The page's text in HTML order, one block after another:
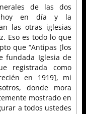
de las dos
hoy en día y la
las otras iglesias
Eso es todo lo que
que “Antipas [los
fundada Iglesia de
registrada como
en 1919], mi
donde mora
mostrado en
a todos ustedes